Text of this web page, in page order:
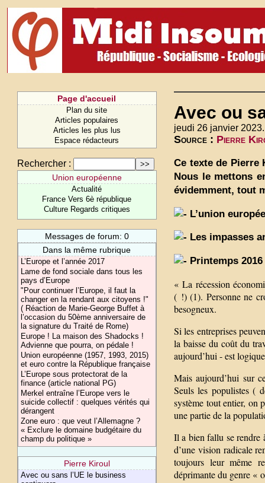
Page d'accueil
Plan du site
Articles populaires
Articles les plus lus
Espace rédacteurs
Rechercher :
Union européenne
Actualité
France Vers 6è république
Culture Regards critiques
Messages de forum: 0
Dans la même rubrique
L’Europe et l’année 2017
Lame de fond sociale dans tous les
pays d’Europe
"Pour continuer l’Europe, il faut la
changer en la rendant aux citoyens !"
( Réaction de Marie-George Buffet à
l’occasion du 50ème anniversaire de
la signature du Traité de Rome)
Europe ! La maison des Shadocks !
Advienne que pourra, on pédale !
Union européenne (1957, 1993, 2015)
et euro contre la République française
L’Europe sous protectorat de la
finance (article national PG)
Merkel entraîne l’Europe vers le
suicide collectif : quelques vérités qui
dérangent
Zone euro : que veut l’Allemagne ?
« Exclure le domaine budgétaire du
champ du politique »
Pierre Kiroul
Avec ou sans l’UE le business
Avec ou
jeudi 26 janvier 2023.
Source : Pierre
Ce texte de Pierre
Nous le mettons
évidemment, tout
L’union
Les impasses
Printemps
« La récession
( !) (1). Personne ne
besogneux.
Si les entreprises
la baisse du coût du
aujourd’hui - est
Mais aujourd’hui sur
Seuls les populistes (
système tout entier, on
une partie de la
Il a bien fallu se rendre
d’une vision radicale
toujours leur même
déprimante du genre «